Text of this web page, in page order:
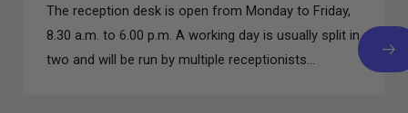
The reception desk is open from Monday to Friday,
8.30 a.m. to 6.00 p.m. A working day is usually split in
two and will be run by multiple receptionists...